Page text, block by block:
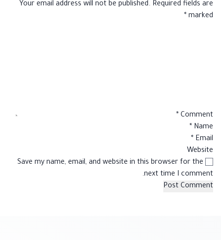
Your email address will not be published. Required fields are
marked
*
Comment
*
Name
*
Email
*
Website
Save my name, email, and website in this browser for the
next time I comment.